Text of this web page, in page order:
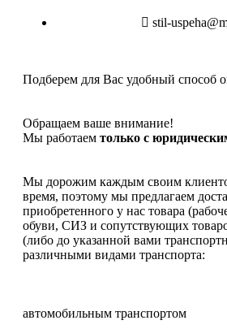
stil-
Подберем для Вас удобный способ
Обращаем ваше внимание!
Мы работаем только с
Мы дорожим каждым своим
время, поэтому мы предлагаем
приобретенного у нас товара
обуви, СИЗ и сопутствующих
(либо до указанной вами
различными видами транспорта:
автомобильным транспортом